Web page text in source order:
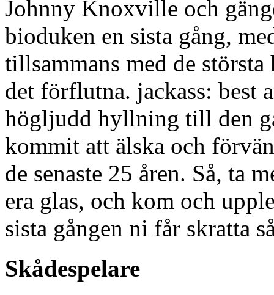
Johnny Knoxville och
bioduken en sista gång,
tillsammans med de
det förflutna. jackass: best
högljudd hyllning till den
kommit att älska och
de senaste 25 åren. Så, ta
era glas, och kom och
sista gången ni får skratta
Skådespelare